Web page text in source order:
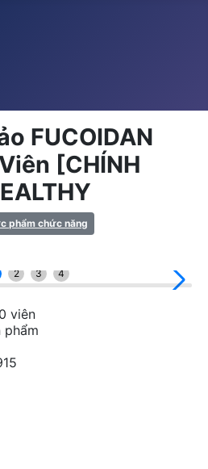
FUCOIDAN
[CHÍNH
phẩm chức năng
2 3 4
viên
phẩm